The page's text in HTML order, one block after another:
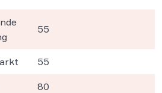
55
55
80